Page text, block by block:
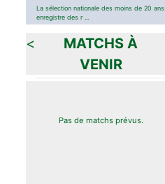
La sélection nationale des moins de 20 ans
enregistre des r ...
<
MATCHS À
VENIR
Pas de matchs prévus.